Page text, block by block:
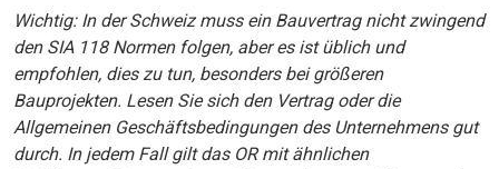
Wichtig: In der Schweiz muss ein Bauvertrag nicht zwingend
den SIA 118 Normen folgen, aber es ist üblich und
empfohlen, dies zu tun, besonders bei größeren
Bauprojekten. Lesen Sie sich den Vertrag oder die
Allgemeinen Geschäftsbedingungen des Unternehmens gut
durch. In jedem Fall gilt das OR mit ähnlichen